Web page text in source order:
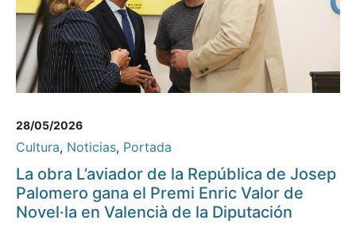
28/05/2026
Cultura, Noticias, Portada
La obra L’aviador de la República de Josep
Palomero gana el Premi Enric Valor de
Novel·la en Valencià de la Diputación